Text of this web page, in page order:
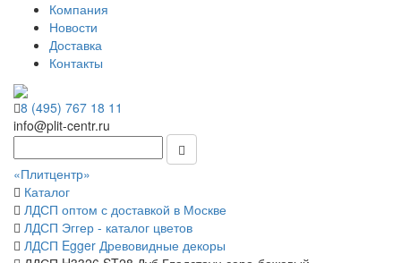
Компания
Новости
Доставка
Контакты
8 (495) 767 18 11
info@plit-centr.ru
«Плитцентр»
Каталог
ЛДСП оптом с доставкой в Москве
ЛДСП Эггер - каталог цветов
ЛДСП Egger Древовидные декоры